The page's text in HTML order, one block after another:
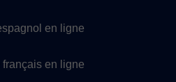
en ligne
français en ligne